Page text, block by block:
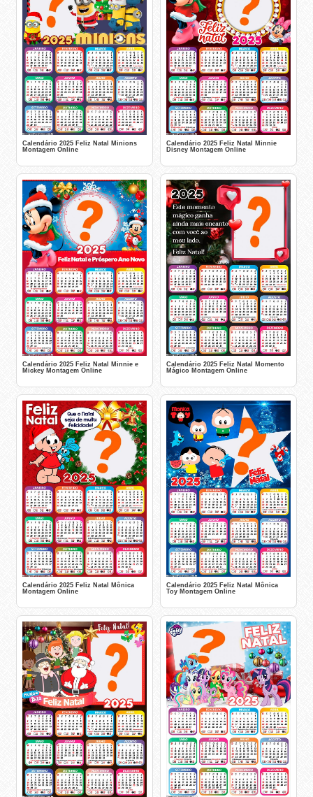
Calendário 2025 Feliz Natal Minions
Montagem Online
Calendário 2025 Feliz Natal Minnie
Disney Montagem Online
Calendário 2025 Feliz Natal Minnie e
Mickey Montagem Online
Calendário 2025 Feliz Natal Momento
Mágico Montagem Online
Calendário 2025 Feliz Natal Mônica
Montagem Online
Calendário 2025 Feliz Natal Mônica
Toy Montagem Online